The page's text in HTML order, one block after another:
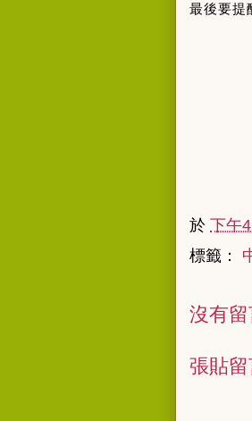
最後要提
於 下午
標籤：
沒有
張貼